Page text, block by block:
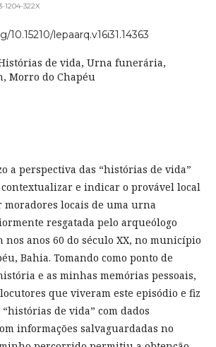
1204-322X
10.15210/lepaarq.v16i31.14363
de vida, Urna funerária,
Morro do Chapéu
a perspectiva das “histórias de vida”
contextualizar e indicar o provável local
moradores locais de uma urna
resgatada pelo arqueólogo
nos anos 60 do século XX, no município
Bahia. Tomando como ponto de
e as minhas memórias pessoais,
que viveram este episódio e fiz
de vida” com dados
informações salvaguardadas no